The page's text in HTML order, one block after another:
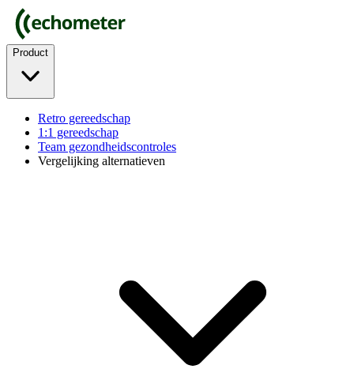
Product
Retro gereedschap
1:1 gereedschap
Team gezondheidscontroles
Vergelijking alternatieven